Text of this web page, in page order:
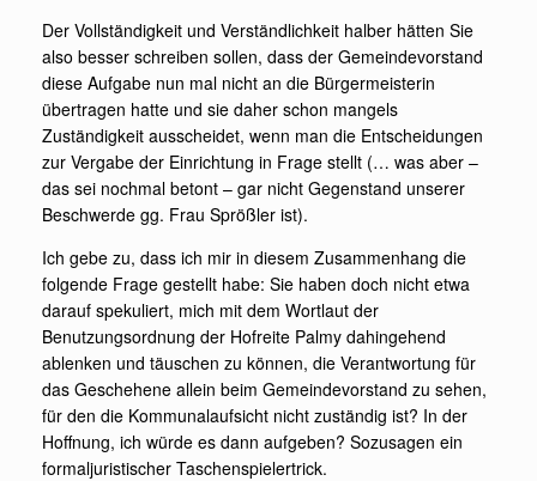
Der Vollständigkeit und Verständlichkeit halber hätten Sie
also besser schreiben sollen, dass der Gemeindevorstand
diese Aufgabe nun mal nicht an die Bürgermeisterin
übertragen hatte und sie daher schon mangels
Zuständigkeit ausscheidet, wenn man die Entscheidungen
zur Vergabe der Einrichtung in Frage stellt (… was aber –
das sei nochmal betont – gar nicht Gegenstand unserer
Beschwerde gg. Frau Sprößler ist).
Ich gebe zu, dass ich mir in diesem Zusammenhang die
folgende Frage gestellt habe: Sie haben doch nicht etwa
darauf spekuliert, mich mit dem Wortlaut der
Benutzungsordnung der Hofreite Palmy dahingehend
ablenken und täuschen zu können, die Verantwortung für
das Geschehene allein beim Gemeindevorstand zu sehen,
für den die Kommunalaufsicht nicht zuständig ist? In der
Hoffnung, ich würde es dann aufgeben? Sozusagen ein
formaljuristischer Taschenspielertrick.